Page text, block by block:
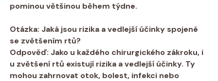
pominou většinou během týdne.
Otázka: Jaká jsou rizika a vedlejší účinky spojené
se zvětšením rtů?
Odpověď: Jako u každého chirurgického zákroku, i
u zvětšení rtů existují rizika a vedlejší účinky. Ty
mohou zahrnovat otok, bolest, infekci nebo